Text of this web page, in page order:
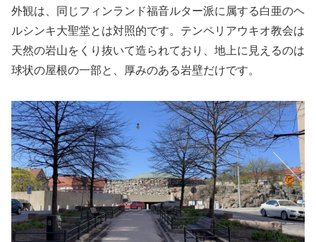
外観は、同じフィンランド福音ルター派に属する白亜のヘ
ルシンキ大聖堂とは対照的です。テンペリアウキオ教会は
天然の岩山をくり抜いて造られており、地上に見えるのは
球状の屋根の一部と、厚みのある岩壁だけです。